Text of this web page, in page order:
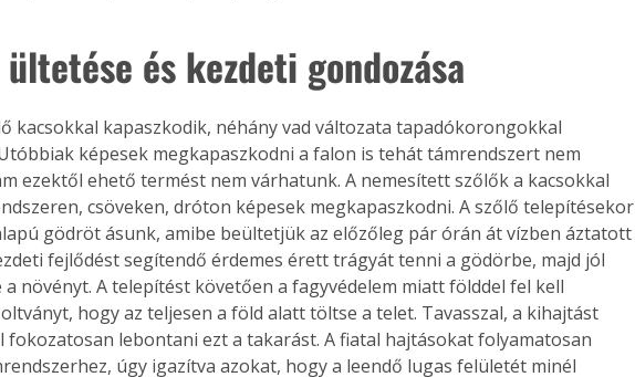
vagy
is
élve
az
A
és kezdeti gondozása
képesek megkapaszkodni a falon is tehát támrendszert nem
ezektől ehető termést nem várhatunk. A nemesített szőlők a kacsokkal
csöveken, dróton képesek megkapaszkodni. A szőlő telepítésekor
gödröt ásunk, amibe beültetjük az előzőleg pár órán át vízben áztatott
fejlődést segítendő érdemes érett trágyát tenni a gödörbe, majd jól
a növényt. A telepítést követően a fagyvédelem miatt földdel fel kell
hogy az teljesen a föld alatt töltse a telet. Tavasszal, a kihajtást
fokozatosan lebontani ezt a takarást. A fiatal hajtásokat folyamatosan
úgy igazítva azokat, hogy a leendő lugas felületét minél